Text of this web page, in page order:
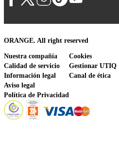
ORANGE. All right reserved
Nuestra compañía
Calidad de servicio
Información legal
Aviso legal
Política de Privacidad
Cookies
Gestionar UTIQ
Canal de ética